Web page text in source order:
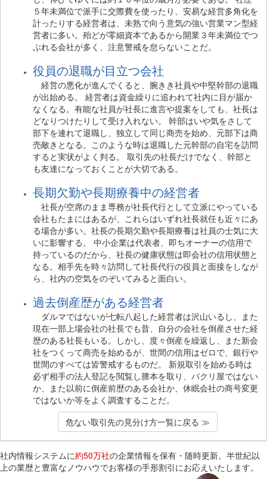
５年未満位で派手に交際費を使ったり、安易な経営多角化を
計ったりする経営者は、未熟で向う意気の強い営業マン型経
営者に多い。殆どが零細資本であるから開業３年未満位でつ
ぶれる会社が多く、注意警戒を怠らないことだ。
役員の退職が目立つ会社
経営の悪化が進んでくると、腕きき社員や中堅幹部の退職
が出始める。 経営者は資金繰りに追われて社内に目が届か
なくなる。有能な社員が社長に進言や提案をしても、社長は
どなりつけたりして受け入れない。 幹部はいや気をさして
部下を連れて退職し、独立して同じ商売を始め、元部下は商
売敵きとなる。このような時は退職した元幹部の自宅を訪問
すると実状がよく判る。 取引先の社長だけでなく、幹部と
も友達になっておくことが大切である。
長期欠勤や長期療養中の経営者
社長が空席のまま専務が社長代行として立派にやっている
会社もたまにはあるが、これらはいずれ社長就任も近々にあ
る場合が多い。社長の長期欠勤や長期療養は社員の士気に大
いに影響する。 中小企業は代表者、即ちオーナーの信用で
持っているのだから、社長の健康状態は即会社の信用状態と
なる。相手先を時々訪問して社長代行の役員と面接をしなが
ら、社内の空気をのぞいてみると面白い。
過去倒産歴がある経営者
ダルマではないが七転八起した経営者は沢山いるし、また
現在一部上場会社の社長でも昔、自分の会社を倒産させた経
歴のある社長もいる。しかし、度々倒産を繰返し、また新会
社をつくって商売を始めるが、世間の信用はゼロで、銀行や
世間のすべては皆警戒するものだ。 新規取引を始める時は
必ず相手の法人登記を閲覧し謄本を取り、パクリ屋ではない
か、また以前に倒産前歴のある会社か、休眠会社の商号変更
ではないか等をよく調査することだ。
危ない取引先の見分け方一覧に戻る ≫
社内情報システムに約50万社の企業情報を保有・随時更新。半世紀以
上の業歴と豊富なノウハウでお客様の手形割引にお応えいたします。